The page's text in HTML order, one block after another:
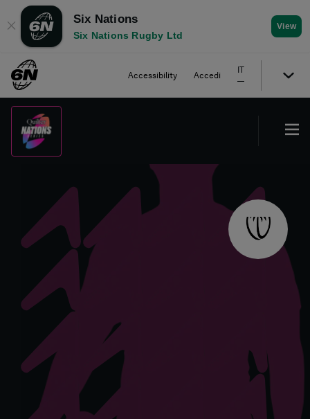
✕
Six Nations
Six Nations Rugby Ltd
View
Accessibility Accedi
IT